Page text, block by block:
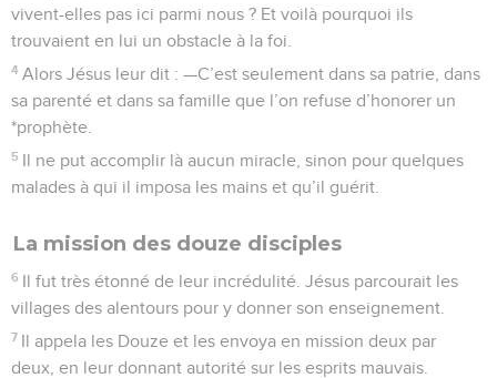
vivent-elles pas ici parmi nous ? Et voilà pourquoi ils
trouvaient en lui un obstacle à la foi.
4 Alors Jésus leur dit : —C’est seulement dans sa patrie, dans
sa parenté et dans sa famille que l’on refuse d’honorer un
*prophète.
5 Il ne put accomplir là aucun miracle, sinon pour quelques
malades à qui il imposa les mains et qu’il guérit.
La mission des douze disciples
6 Il fut très étonné de leur incrédulité. Jésus parcourait les
villages des alentours pour y donner son enseignement.
7 Il appela les Douze et les envoya en mission deux par
deux, en leur donnant autorité sur les esprits mauvais.